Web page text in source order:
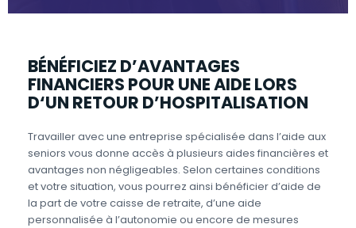
BÉNÉFICIEZ D’AVANTAGES
FINANCIERS POUR UNE AIDE LORS
D‘UN RETOUR D’HOSPITALISATION
Travailler avec une entreprise spécialisée dans l’aide aux
seniors vous donne accès à plusieurs aides financières et
avantages non négligeables. Selon certaines conditions
et votre situation, vous pourrez ainsi bénéficier d’aide de
la part de votre caisse de retraite, d’une aide
personnalisée à l’autonomie ou encore de mesures